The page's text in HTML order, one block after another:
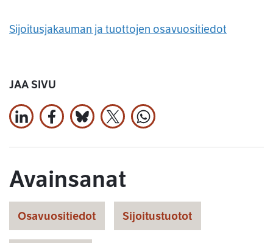
Sijoitusjakauman ja tuottojen osavuositiedot
JAA SIVU
Jaa LinkedInissä
Jaa Facebookissa
Jaa Bluesky:ssa
Jaa X:ssäJaa WhatsApissa
Avainsanat
Osavuositiedot Sijoitustuotot